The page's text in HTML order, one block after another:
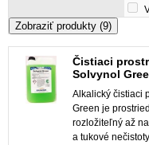
Zobraziť produkty (9)
Čistiaci
Solvynol
Alkalický čistiaci
Green je
rozložiteľný až
a tukové